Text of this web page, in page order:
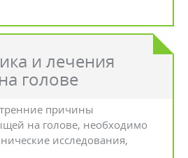
и лечения
голове
причины
на голове, необходимо
исследования,